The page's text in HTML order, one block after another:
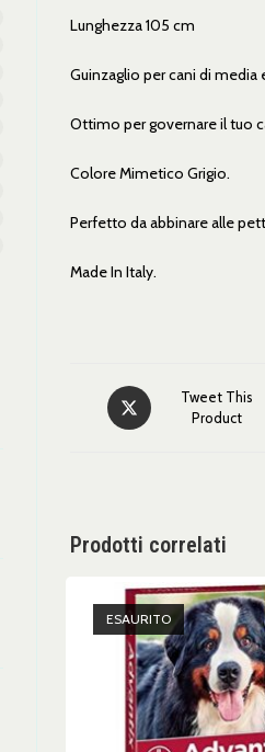
Lunghezza 105 cm
Guinzaglio per cani di
Ottimo per governare il tuo
Colore Mimetico Grigio.
Perfetto da abbinare alle
Made In Italy.
Tweet This
Product
Prodotti correlati
ESAURITO